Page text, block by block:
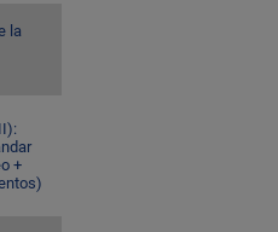
la
+